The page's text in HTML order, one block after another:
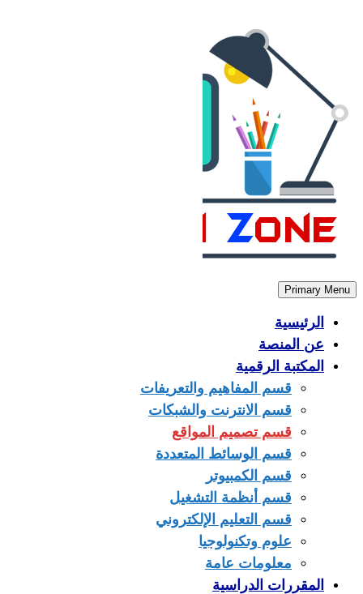
Primary Menu
الرئيسية
عن المنصة
المكتبة الرقمية
قسم المفاهيم والتعريفات
قسم الانترنت والشبكات
قسم تصميم المواقع
قسم الوسائط المتعددة
قسم الكمبيوتر
قسم أنظمة التشغيل
قسم التعليم الإلكتروني
علوم وتكنولوجيا
معلومات عامة
المقررات الدراسية